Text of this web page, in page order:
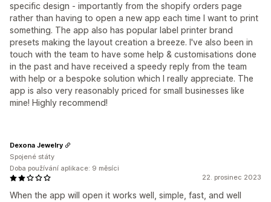
specific design - importantly from the shopify orders page
rather than having to open a new app each time I want to print
something. The app also has popular label printer brand
presets making the layout creation a breeze. I've also been in
touch with the team to have some help & customisations done
in the past and have received a speedy reply from the team
with help or a bespoke solution which I really appreciate. The
app is also very reasonably priced for small businesses like
mine! Highly recommend!
22. prosinec 2023
When the app will open it works well, simple, fast, and well
Dexona Jewelry
Spojené státy
Doba používání aplikace: 9 měsíci